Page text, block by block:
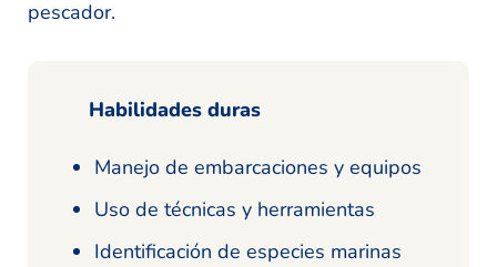
pescador.
Habilidades duras
Manejo de embarcaciones y equipos
Uso de técnicas y herramientas
Identificación de especies marinas